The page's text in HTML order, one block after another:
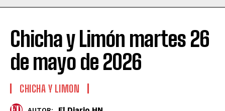
Chicha y Limón martes 26
de mayo de 2026
CHICHA Y LIMON